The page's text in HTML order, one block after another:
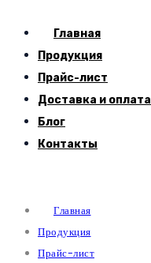
Главная
Продукция
Прайс-лист
Доставка и оплата
Блог
Контакты
Главная
Продукция
Прайс-лист